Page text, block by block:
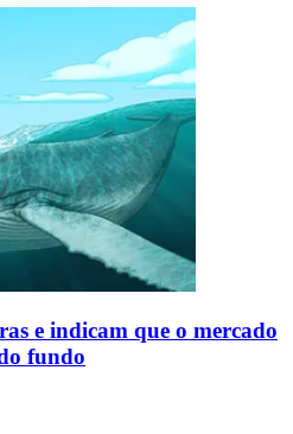
e indicam que o mercado
fundo